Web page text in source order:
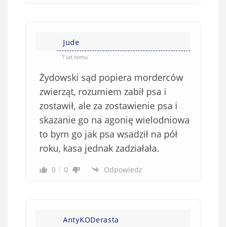
Jude
7 lat temu
Żydowski sąd popiera morderców
zwierząt, rozumiem zabił psa i
zostawił, ale za zostawienie psa i
skazanie go na agonię wielodniowa
to bym go jak psa wsadził na pół
roku, kasa jednak zadziałała.
0 0 Odpowiedz
AntyKODerasta